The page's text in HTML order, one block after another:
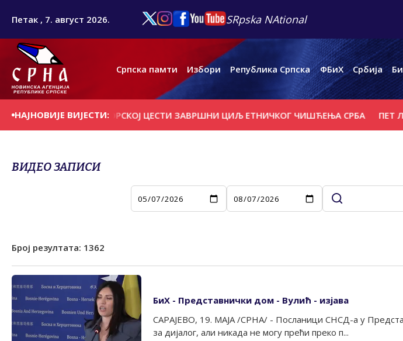
Петак , 7. август 2026. SRpska NAtional
Српска памти Избори Република Српска ФБиХ Србија
НАЈНОВИЈЕ ВИЈЕСТИ:
И ПРИЈЕДОРСКОЈ ЦЕСТИ ЗАВРШНИ ЦИЉ ЕТНИЧКОГ ЧИШЋЕЊА СРБА ПЕТ ЛИЦА
ВИДЕО ЗАПИСИ
Број резултата: 1362
БиХ - Представнички дом - Вулић - изјава
САРАЈЕВО, 19. МАЈА /СРНА/ - Посланици СНСД-а у
за дијалог, али никада не могу прећи преко п...